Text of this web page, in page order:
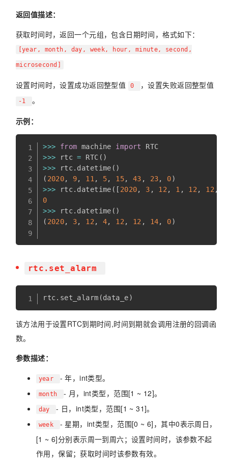
返回值描述：
获取时间时，返回一个元组，包含日期时间，格式如下：
[year, month, day, week, hour, minute, second,
microsecond]
设置时间时，设置成功返回整型值 0 ，设置失败返回整型值
-1 。
示例：
>>> from machine import
>>> rtc = RTC ( )
>>> rtc. datetime ( )
( 2020, 9, 11 , 5, 15, 43 , 23, 0)
>>> rtc. datetime ( [ 2020, 3 , 12 , 1 , 12 , 12 ,
0
>>> rtc. datetime ( )
( 2020, 3, 12 , 4, 12 , 12 , 14, 0)
rtc.set_alarm
rtc. set_alarm (data_e)
该方法用于设置RTC到期时间,时间到期就会调用注册的回调函
数。
参数描述：
year - 年，int类型。
month - 月，int类型，范围[1 ~ 12]。
day - 日，int类型，范围[1 ~ 31]。
week
- 星期，int类型，范围[0 ~ 6]，其中0表示周日，
[1 ~ 6]分别表示周一到周六；设置时间时，该参数不起
作用，保留；获取时间时该参数有效。